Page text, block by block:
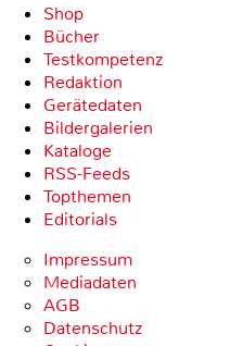
Shop
Bücher
Testkompetenz
Redaktion
Gerätedaten
Bildergalerien
Kataloge
RSS-Feeds
Topthemen
Editorials
Impressum
Mediadaten
AGB
Datenschutz